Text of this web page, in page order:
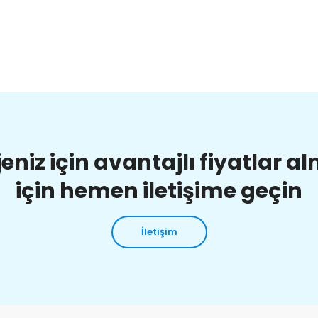
için avantajlı fiyatlar
için hemen iletişime geçin
İletişim